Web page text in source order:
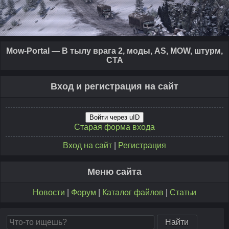
Mow-Portal — В тылу врага 2, моды, AS, MOW, штурм,
CTA
Вход и регистрация на сайт
Войти через uID
Старая форма входа
Вход на сайт Регистрация
Меню сайта
Новости Форум Каталог файлов Статьи